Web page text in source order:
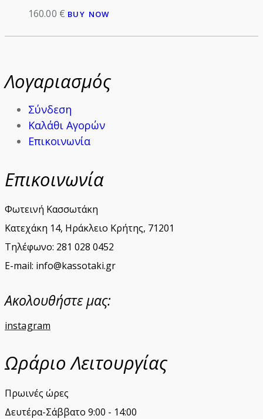
160.00 € BUY NOW
Λογαριασμός
Σύνδεση
Καλάθι Αγορών
Επικοινωνία
Επικοινωνία
Φωτεινή Κασσωτάκη
Κατεχάκη 14, Ηράκλειο Κρήτης, 71201
Τηλέφωνο: 281 028 0452
E-mail: info@kassotaki.gr
Ακολουθήστε μας:
instagram
Ωράριο Λειτουργίας
Πρωινές ώρες
Δευτέρα-Σάββατο 9:00 - 14:00